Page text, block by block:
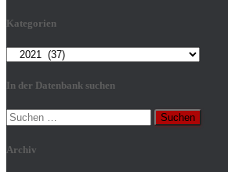
Kategorien
Kategorien
In der Datenbank suchen
Suchen
nach:
Archiv